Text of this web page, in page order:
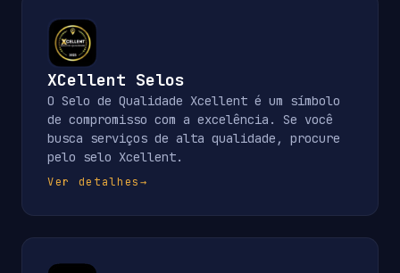
XCellent Selos
O Selo de Qualidade Xcellent é um símbolo
de compromisso com a excelência. Se você
busca serviços de alta qualidade, procure
pelo selo Xcellent.
Ver detalhes→